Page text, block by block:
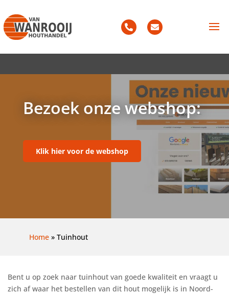
Bezoek onze webshop:
Klik hier voor de webshop
Home» Tuinhout
Bent u op zoek naar tuinhout van goede kwaliteit en vraagt u
zich af waar het bestellen van dit hout mogelijk is in Noord-